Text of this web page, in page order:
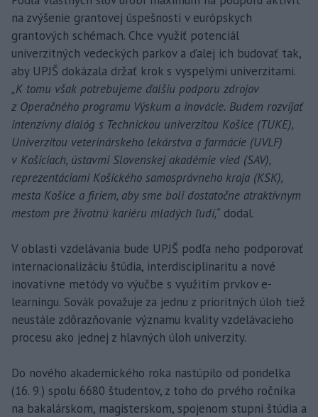
na zvýšenie grantovej úspešnosti v európskych
grantových schémach. Chce využiť potenciál
univerzitných vedeckých parkov a ďalej ich budovať tak,
aby UPJŠ dokázala držať krok s vyspelými univerzitami.
„K tomu však potrebujeme ďalšiu podporu zdrojov
z Operačného programu Výskum a inovácie. Budem rozvíjať
intenzívny dialóg s Technickou univerzitou Košice (TUKE),
Univerzitou veterinárskeho lekárstva a farmácie (UVLF)
v Košiciach, ústavmi Slovenskej akadémie vied (SAV),
reprezentáciami Košického samosprávneho kraja (KSK),
mesta Košice a firiem, aby sme boli dostatočne atraktívnym
mestom pre životnú kariéru mladých ľudí,“ dodal.
V oblasti vzdelávania bude UPJŠ podľa neho podporovať
internacionalizáciu štúdia, interdisciplinaritu a nové
inovatívne metódy vo výučbe s využitím prvkov e-
learningu. Sovák považuje za jednu z prioritných úloh tiež
neustále zdôrazňovanie významu kvality vzdelávacieho
procesu ako jednej z hlavných úloh univerzity.
Do nového akademického roka nastúpilo od pondelka
(16. 9.) spolu 6680 študentov, z toho do prvého ročníka
na bakalárskom, magisterskom, spojenom stupni štúdia a